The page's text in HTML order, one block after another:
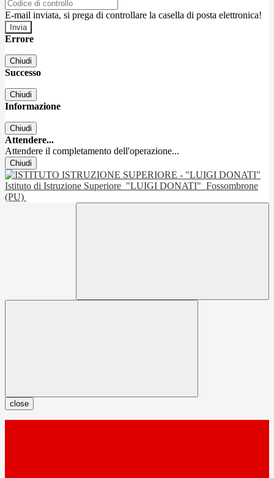
E-mail inviata, si prega di controllare la casella di posta elettronica!
Errore
Chiudi
Successo
Chiudi
Informazione
Chiudi
Attendere...
Attendere il completamento dell'operazione...
Chiudi
Istituto di Istruzione Superiore "LUIGI DONATI" Fossombrone
(PU)
close